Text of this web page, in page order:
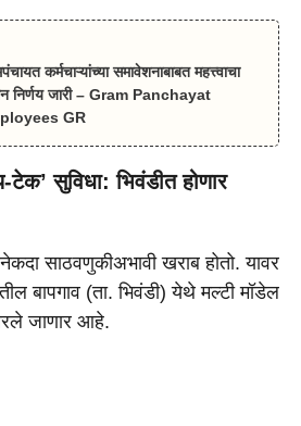
कर्मचाऱ्यांच्या समावेशनाबाबत महत्त्वाचा
निर्णय जारी – Gram Panchayat
GR
टेक’ सुविधा: भिवंडीत होणार
साठवणुकीअभावी खराब होतो. यावर
बापगाव (ता. भिवंडी) येथे मल्टी मॉडेल
जाणार आहे.